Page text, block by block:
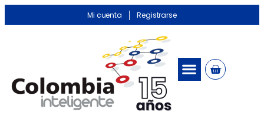
Mi cuenta Registrarse